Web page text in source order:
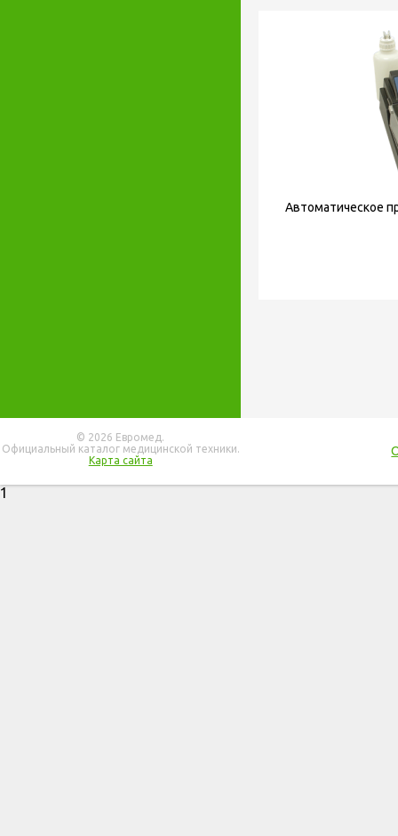
Автоматическое
© 2026 Евромед.
Официальный каталог медицинской техники.
Карта сайта
1